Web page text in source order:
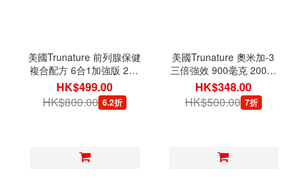
美國Trunature 前列腺保健
複合配方 6合1加強版 250
粒軟膠囊
HK$499.00
HK$800.00 6.2折
美國Trunature 奧米加-3
三倍強效 900毫克 200粒
軟膠囊
HK$348.00
HK$500.00 7折